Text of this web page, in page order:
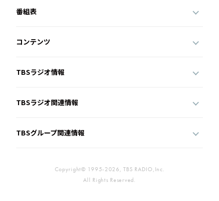
番組表
コンテンツ
TBSラジオ情報
TBSラジオ関連情報
TBSグループ関連情報
Copyright© 1995-2026, TBS RADIO,Inc.
All Rights Reserved.